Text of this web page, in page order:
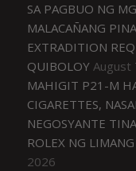
SA PAGBUO NG
MALACAÑANG
EXTRADITION
QUIBOLOY August
MAHIGIT P21-M
CIGARETTES,
NEGOSYANTE
ROLEX NG
2026